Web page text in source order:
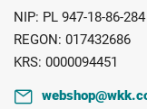
NIP: PL 947-18-86-284
REGON: 017432686
KRS: 0000094451